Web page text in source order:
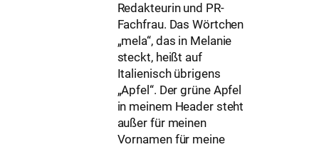
Redakteurin und PR-
Fachfrau. Das Wörtchen
„mela“, das in Melanie
steckt, heißt auf
Italienisch übrigens
„Apfel“. Der grüne Apfel
in meinem Header steht
außer für meinen
Vornamen für meine